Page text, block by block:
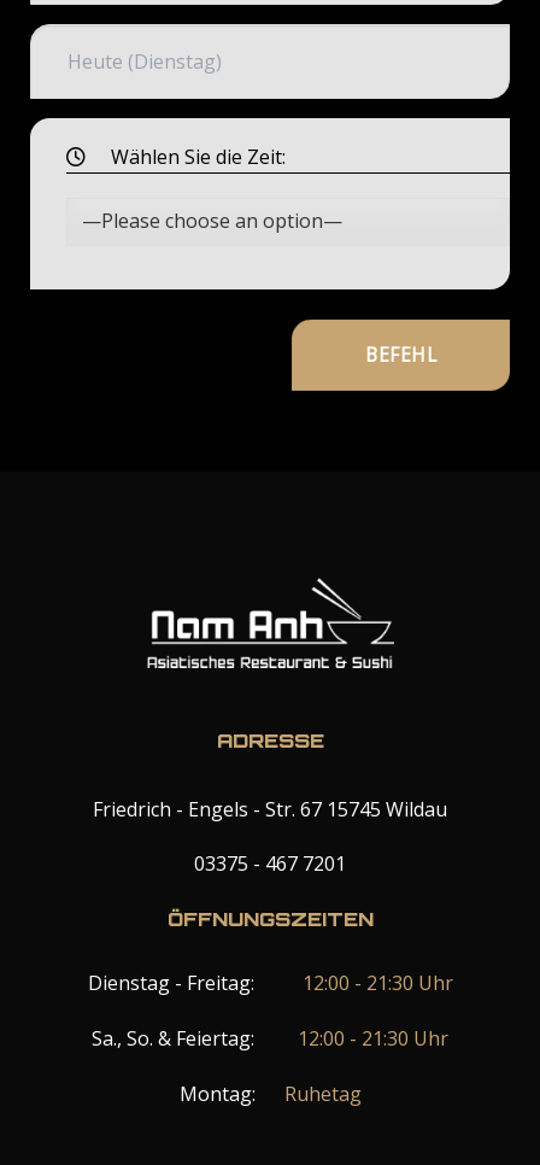
Wählen Sie die Zeit:
ADRESSE
Friedrich - Engels - Str. 67 15745 Wildau
03375 - 467 7201
ÖFFNUNGSZEITEN
Dienstag - Freitag: 12:00 - 21:30 Uhr
Sa., So. & Feiertag: 12:00 - 21:30 Uhr
Montag: Ruhetag